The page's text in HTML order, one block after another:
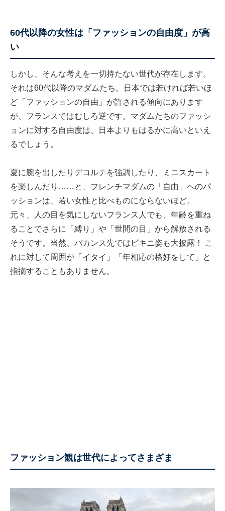
60代以降の女性は「ファッションの自由度」が高
い
しかし、そんな考えを一切持たない世代が存在します。
それは60代以降のマダムたち。日本では若ければ若いほ
ど「ファッションの自由」が許される傾向にあります
が、フランスではむしろ逆です。マダムたちのファッシ
ョンに対する自由度は、日本よりもはるかに高いといえ
るでしょう。
夏に腕を出したりデコルテを強調したり、ミニスカート
を楽しんだり……と、フレンチマダムの「自由」へのパ
ッションは、若い女性と比べものにならないほど。
元々、人の目を気にしないフランス人でも、年齢を重ね
ることでさらに「縛り」や「世間の目」から解放される
そうです。当然、バカンス先ではビキニ姿も大披露！ こ
れに対して周囲が「イタイ」「年相応の格好をして」と
指摘することもありません。
ファッション観は世代によってさまざま